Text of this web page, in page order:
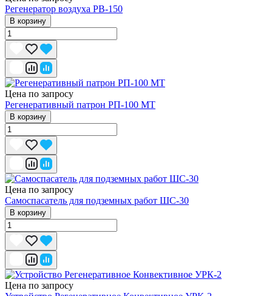
Регенератор воздуха РВ-150
В корзину
Цена по запросу
Регенеративный патрон РП-100 МТ
В корзину
Цена по запросу
Самоспасатель для подземных работ ШС-30
В корзину
Цена по запросу